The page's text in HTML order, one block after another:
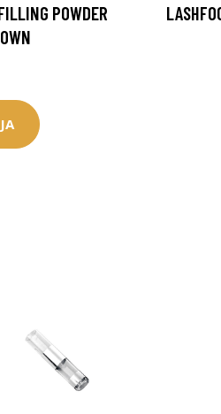
POWDER
Kauppa
IdealofMeDin